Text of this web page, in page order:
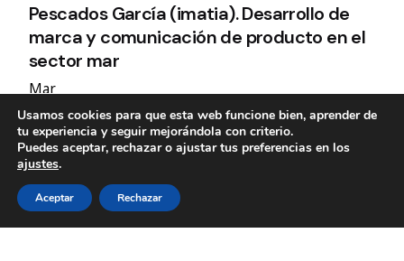
Pescados García (imatia). Desarrollo de
marca y comunicación de producto en el
sector mar
Mar
El impacto de la imagen como sello de distinción.
1
Usamos cookies para que esta web funcione bien, aprender de
tu experiencia y seguir mejorándola con criterio.
Puedes aceptar, rechazar o ajustar tus preferencias en los
ajustes.
Aceptar Rechazar